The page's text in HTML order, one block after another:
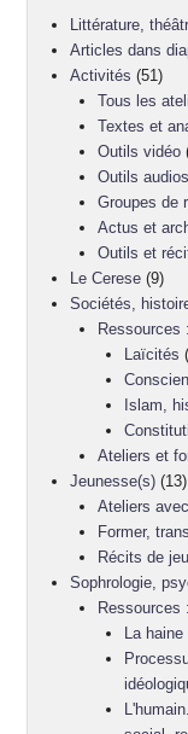
Littérature,
Articles dans
Activités (51)
Tous les
Textes et
Outils vidéo
Outils audios
Groupes de
Actus et
Outils et
Le Cerese (9)
Sociétés,
Ressources
Laïcités
Islam,
Ateliers et
Jeunesse(s) (13)
Ateliers
Former,
Récits de
Sophrologie,
Ressources
La haine